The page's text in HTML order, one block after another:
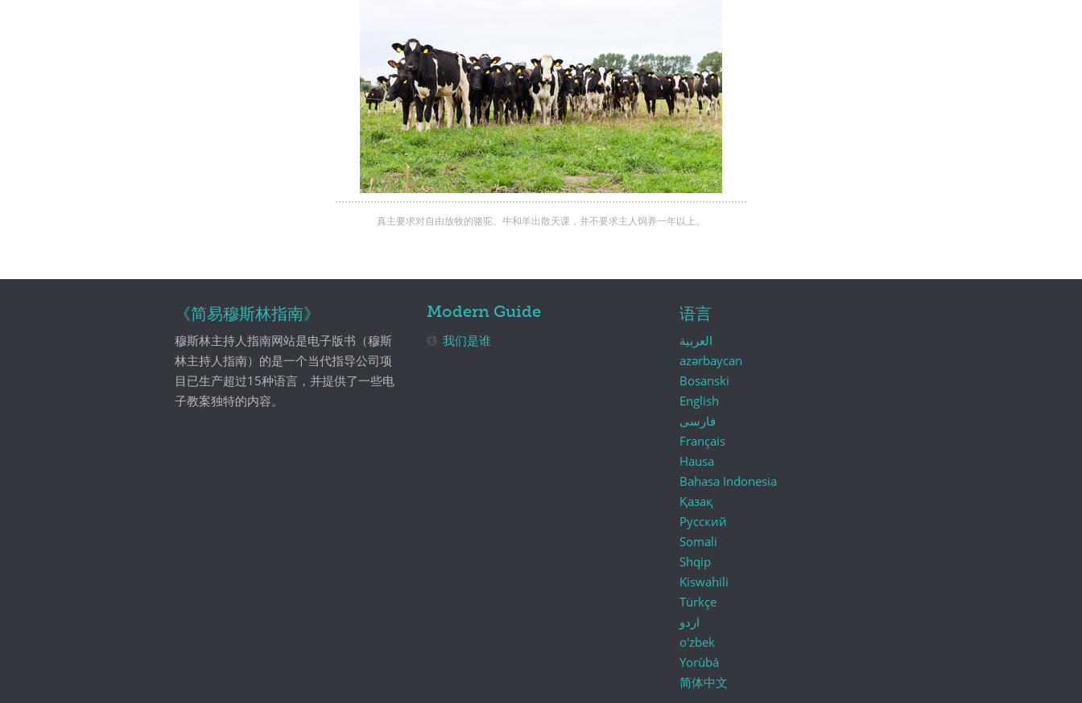
真主要求对自由放牧的骆驼、牛和羊出散天课，并不要求主人饲养一年以上。
《简易穆斯林指南》
穆斯林主持人指南网站是电子版书（穆斯
林主持人指南）的是一个当代指导公司项
目已生产超过15种语言，并提供了一些电
子教案独特的内容。
Modern Guide
我们是谁
语言
العربية
azərbaycan
Bosanski
English
فارسی
Français
Hausa
Bahasa Indonesia
Қазақ
Русский
Somali
Shqip
Kiswahili
Türkçe
اردو
o'zbek
Yorùbá
简体中文